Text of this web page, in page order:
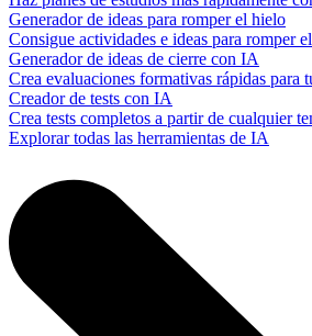
Generador de ideas para romper el hielo
Consigue actividades e ideas para romper
Generador de ideas de cierre con IA
Crea evaluaciones formativas rápidas para
Creador de tests con IA
Crea tests completos a partir de cualquier
Explorar todas las herramientas de IA